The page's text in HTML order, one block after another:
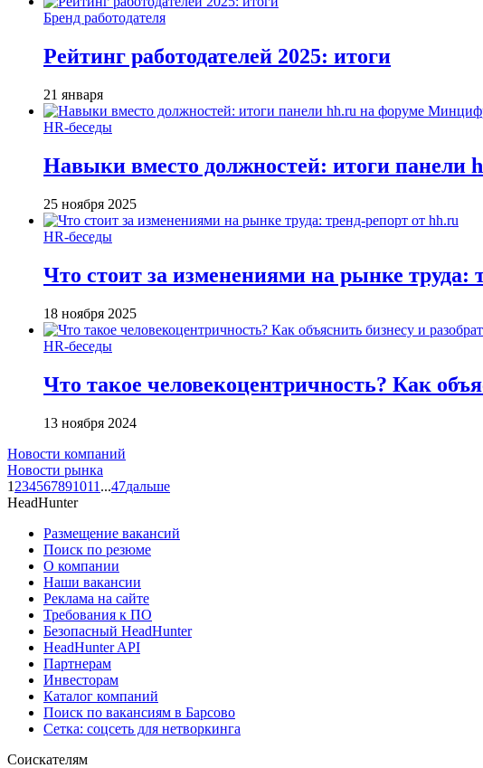
Бренд работодателя
Рейтинг работодателей 2025: итоги
21 января
HR-беседы
Навыки вместо должностей: итоги
25 ноября 2025
HR-беседы
Что стоит за изменениями на рынке труда:
18 ноября 2025
HR-беседы
Что такое человеко­центричность? Как
13 ноября 2024
Новости компаний
Новости рынка
1 234567891011 ...47дальше
HeadHunter
Размещение вакансий
Поиск по резюме
О компании
Наши вакансии
Реклама на сайте
Требования к ПО
Безопасный HeadHunter
HeadHunter API
Партнерам
Инвесторам
Каталог компаний
Поиск по вакансиям в Барсово
Сетка: соцсеть для нетворкинга
Соискателям